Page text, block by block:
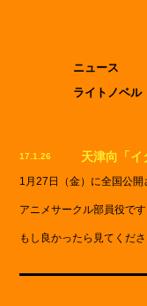
ニュース
ライトノベル
17.1.26 天津向「
1月27日（金）に全国公
アニメサークル部員役で
もし良かったら見てくだ